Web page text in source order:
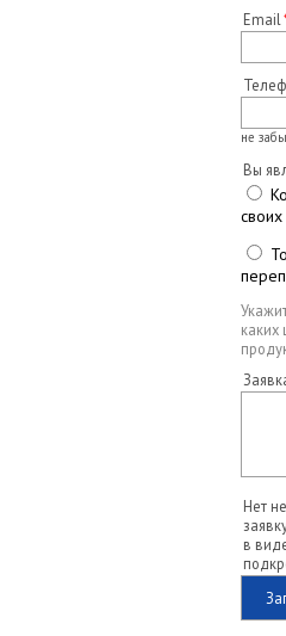
Email
не
Вы
каких
Нет
в